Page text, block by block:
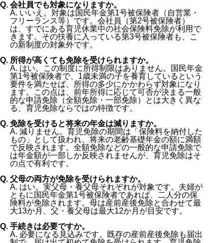
Q. 会社員でも対象になりますか。
A. いいえ。対象は国民年金第1号被保険者（自営業・
フリーランス等）です。会社員（第2号被保険者）
は、すでにある育児休業中の社会保険料免除が利用で
きます。その扶養に入っている第3号被保険者も、こ
の新制度の対象外です。
Q. 所得が高くても免除を受けられますか。
A. はい。この制度に所得制限はありません。国民年金
第1号被保険者で、1歳未満の子を養育しているという
要件を満たせば、所得の多少にかかわらず対象になり
ます。この点は、前年所得に応じて可否が決まる一般
的な申請免除（全額免除・一部免除）とは大きく異な
る、育児免除ならではの特徴です。
Q. 免除を受けると将来の年金は減りますか。
A. 減りません。育児免除の期間は「保険料を納付した
もの」として扱われ、将来の老齢基礎年金の額に満額
で反映されます。全額免除などの一般的な申請免除で
は年金額が一部しか反映されませんが、育児免除はそ
の点で有利です。
Q. 父母の両方が免除を受けられますか。
A. はい。実父母・養父母それぞれが対象です。夫婦が
ともに国民年金第1号被保険者であれば、二人分の保
険料が免除されます。母は産前産後免除と合わせて最
大13か月、父・養父母は最大12か月が目安です。
Q. 手続きは必要ですか。
A. 必要になる見込みです。既存の産前産後免除も届出